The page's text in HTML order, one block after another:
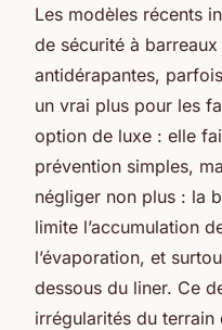
Les modèles récents
de sécurité à
antidérapantes,
un vrai plus pour les
option de luxe : elle
prévention simples,
négliger non plus : la
limite l’accumulation
l’évaporation, et
dessous du liner. Ce
irrégularités du